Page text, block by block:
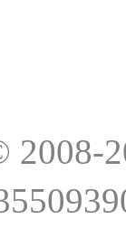
2008-